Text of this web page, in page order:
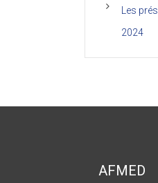
Les
2024
AFMED